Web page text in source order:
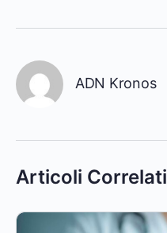
ADN Kronos
Articoli Correlati